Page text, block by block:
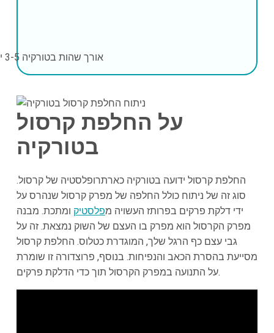
אורך שהות בטורקיה 3-5 ימים
על החלפת קרסול
בטורקיה
החלפת קרסול ידועה בטורקיה כארתרופלסטיה של קרסול.
סוג זה של ניתוח כולל החלפה של מפרק קרסול שנהרס על
ידי דלקת פרקים בפרותז העשויה מפלסטיק ומתכת. מבנה
מפרק הקרסול הוא מפרק בו העצם של השוק נמצאת. זה על
גבי עצם כף הרגל שלך, המוגדרת כטלוס. החלפת קרסול
מסייעת בהסרת הכאב והנפיחות. בנוסף, פרוצדורה זו שומרת
על התנועה במפרק הקרסול תוך כדי הדלקת פרקים.